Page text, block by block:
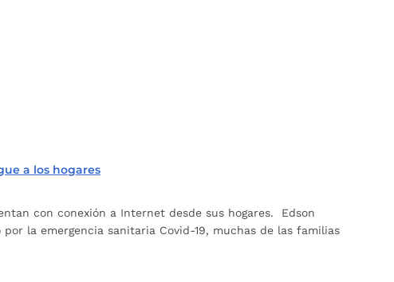
a los hogares
con conexión a Internet desde sus hogares. Edson
la emergencia sanitaria Covid-19, muchas de las familias